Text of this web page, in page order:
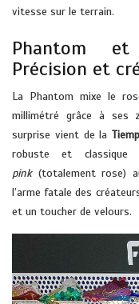
vitesse sur le terrain.
Phantom
Précision et
La Phantom mixe le
millimétré grâce à ses
surprise vient de la
robuste et
pink(totalement rose)
l’arme fatale des
et un toucher de velours.